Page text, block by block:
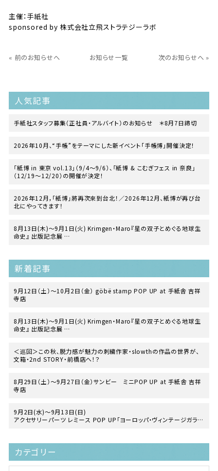
主催：手紙社
sponsored by 株式会社立飛ストラテジーラボ
« 前のお知らせへ お知らせ一覧 次のお知らせへ »
人気記事
手紙社スタッフ募集（正社員・アルバイト）のお知らせ ＊8月7日締切
2026年10月、“手帳”をテーマにした新イベント「手帳博」開催決定！
「紙博 in 東京 vol.13」（9/4〜9/6）、「紙博 & こむぎフェス in 奈良」
（12/19〜12/20）の開催が決定！
2026年12月，「紙博」將再次來到台北！／2026年12月、紙博が再び台
北にやってきます！
8月13日(木)〜9月1日(火) Krimgen・Maro『星の双子とめぐる地球生
命史』 出版記念展
新着記事
9月12日（土）〜10月2日（金） göbë stamp POP UP at 手紙舎 吉祥
寺店
8月13日(木)〜9月1日(火) Krimgen・Maro『星の双子とめぐる地球生
命史』 出版記念展
＜巡回＞この秋、脱力感が魅力の刺繍作家・slowthの作品の世界が、
文箱・2nd STORY・前橋店へ！？
8月29日（土）〜9月27日（金）サンビー ミニPOP UP at 手紙舎 吉祥
寺店
9月2日(水)～9月13日(日)
アクセサリーパーツ レミース POP UP「ヨーロッパ・ヴィンテージガラス
カテゴリー